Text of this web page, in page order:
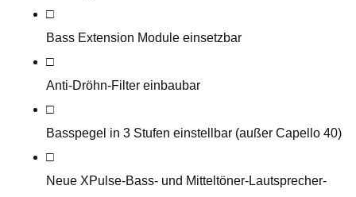
□
Bass Extension Module einsetzbar
□
Anti-Dröhn-Filter einbaubar
□
Basspegel in 3 Stufen einstellbar (außer Capello 40)
□
Neue XPulse-Bass- und Mitteltöner-Lautsprecher-